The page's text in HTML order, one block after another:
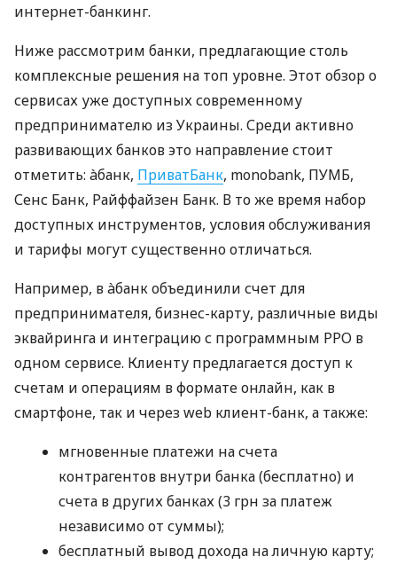
интернет-банкинг.
Ниже рассмотрим банки, предлагающие столь
комплексные решения на топ уровне. Этот обзор о
сервисах уже доступных современному
предпринимателю из Украины. Среди активно
развивающих банков это направление стоит
отметить: àбанк, ПриватБанк, monobank, ПУМБ,
Сенс Банк, Райффайзен Банк. В то же время набор
доступных инструментов, условия обслуживания
и тарифы могут существенно отличаться.
Например, в àбанк объединили счет для
предпринимателя, бизнес-карту, различные виды
эквайринга и интеграцию с программным РРО в
одном сервисе. Клиенту предлагается доступ к
счетам и операциям в формате онлайн, как в
смартфоне, так и через web клиент-банк, а также:
мгновенные платежи на счета
контрагентов внутри банка (бесплатно) и
счета в других банках (3 грн за платеж
независимо от суммы);
бесплатный вывод дохода на личную карту;